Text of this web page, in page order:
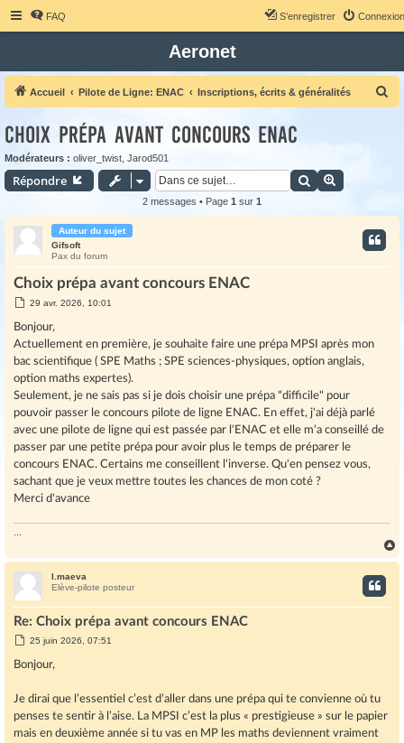
FAQ Connexion
S’enregistrer
Aeronet
Accueil Pilote de Ligne: ENAC Inscriptions, écrits & généralités
e
Choix prépa avant concours ENAC
Modérateurs : oliver_twist Jarod501
Répondre Rechercher
2 messages • Page 1 sur 1
Auteur du sujet
Gifsoft
Pax du forum
Choix prépa avant concours ENAC
M
s
s
a
e
29 avr. 2026, 10:01
Bonjour,
Actuellement en première, je souhaite faire une prépa MPSI après mon
bac scientifique ( SPE Maths ; SPE sciences-physiques, option anglais,
option maths expertes).
Seulement, je ne sais pas si je dois choisir une prépa "difficile" pour
pouvoir passer le concours pilote de ligne ENAC. En effet, j'ai déjà parlé
avec une pilote de ligne qui est passée par l'ENAC et elle m'a conseillé de
passer par une petite prépa pour avoir plus le temps de préparer le
concours ENAC. Certains me conseillent l'inverse. Qu'en pensez vous,
sachant que je veux mettre toutes les chances de mon coté ?
Merci d'avance
a
l.maeva
Elève-pilote posteur
Re: Choix prépa avant concours ENAC
M
s
s
e
25 juin 2026, 07:51
Bonjour,
Je dirai que l’essentiel c’est d’aller dans une prépa qui te convienne où tu
penses te sentir à l’aise. La MPSI c’est la plus « prestigieuse » sur le papier
mais en deuxième année si tu vas en MP les maths deviennent vraiment